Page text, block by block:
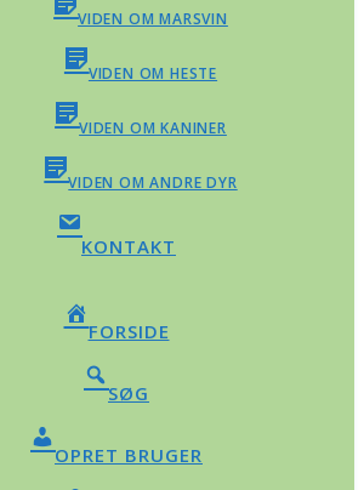
VIDEN OM MARSVIN
VIDEN OM HESTE
VIDEN OM KANINER
VIDEN OM ANDRE DYR
KONTAKT
FORSIDE
SØG
OPRET BRUGER